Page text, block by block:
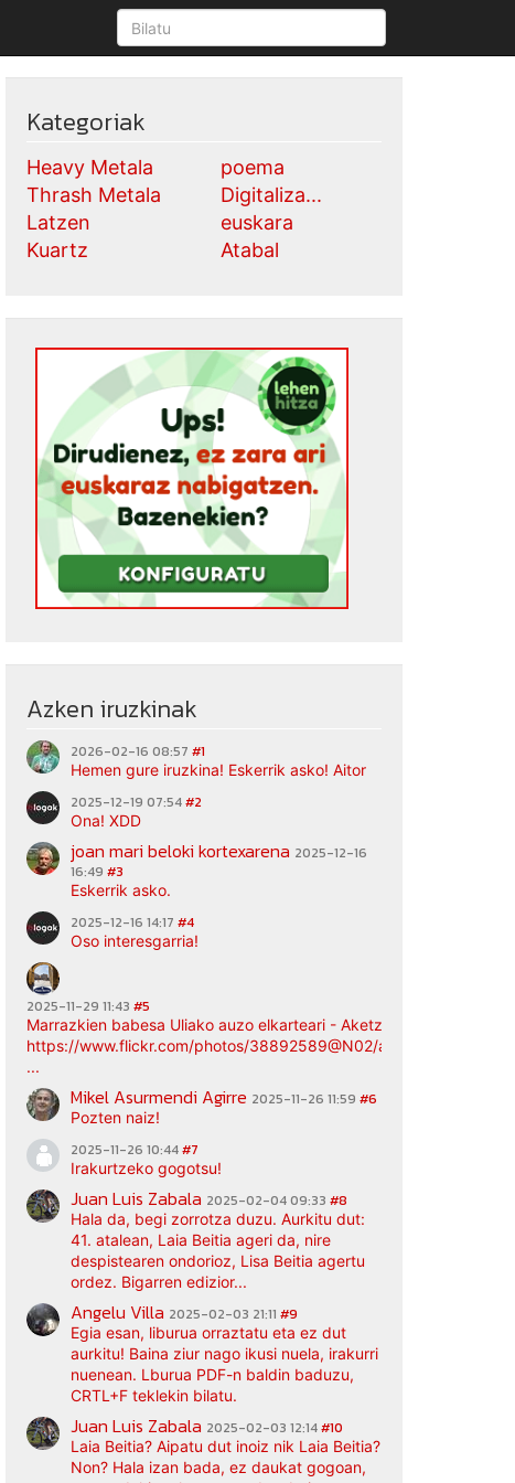
Kategoriak
Heavy Metala
Thrash Metala
Latzen
Kuartz
poema
Digitaliza...
euskara
Atabal
Azken iruzkinak
2026-02-16 08:57 #1
Hemen gure iruzkina! Eskerrik asko! Aitor
2025-12-19 07:54#2
Ona! XDD
joan mari beloki kortexarena 2025-12-16
16:49 #3
Eskerrik asko.
2025-12-16 14:17 #4
Oso interesgarria!
2025-11-29 11:43 #5
Marrazkien babesa Uliako auzo elkarteari - Aketz etxea (argazki
https://www.flickr.com/photos/38892589@N02/albums/
...
Mikel Asurmendi Agirre 2025-11-26 11:59 #6
Pozten naiz!
2025-11-26 10:44#7
Irakurtzeko gogotsu!
Juan Luis Zabala 2025-02-04 09:33 #8
Hala da, begi zorrotza duzu. Aurkitu dut:
41. atalean, Laia Beitia ageri da, nire
despistearen ondorioz, Lisa Beitia agertu
ordez. Bigarren edizior...
Angelu Villa 2025-02-03 21:11 #9
Egia esan, liburua orraztatu eta ez dut
aurkitu! Baina ziur nago ikusi nuela, irakurri
nuenean. Lburua PDF-n baldin baduzu,
CRTL+F teklekin bilatu.
Juan Luis Zabala 2025-02-03 12:14#10
Laia Beitia? Aipatu dut inoiz nik Laia Beitia?
Non? Hala izan bada, ez daukat gogoan,